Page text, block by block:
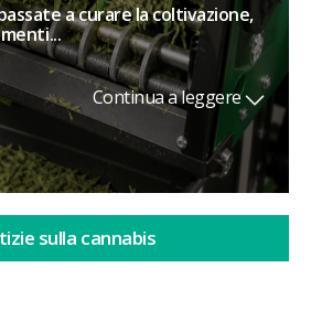
a curare la coltivazione,
Continua a leggere
sulla cannabis